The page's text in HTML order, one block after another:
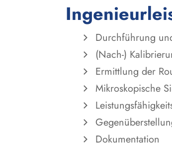
Durchführung
(Nach-)
Ermittlung der
Mikroskopische
Dokumentation